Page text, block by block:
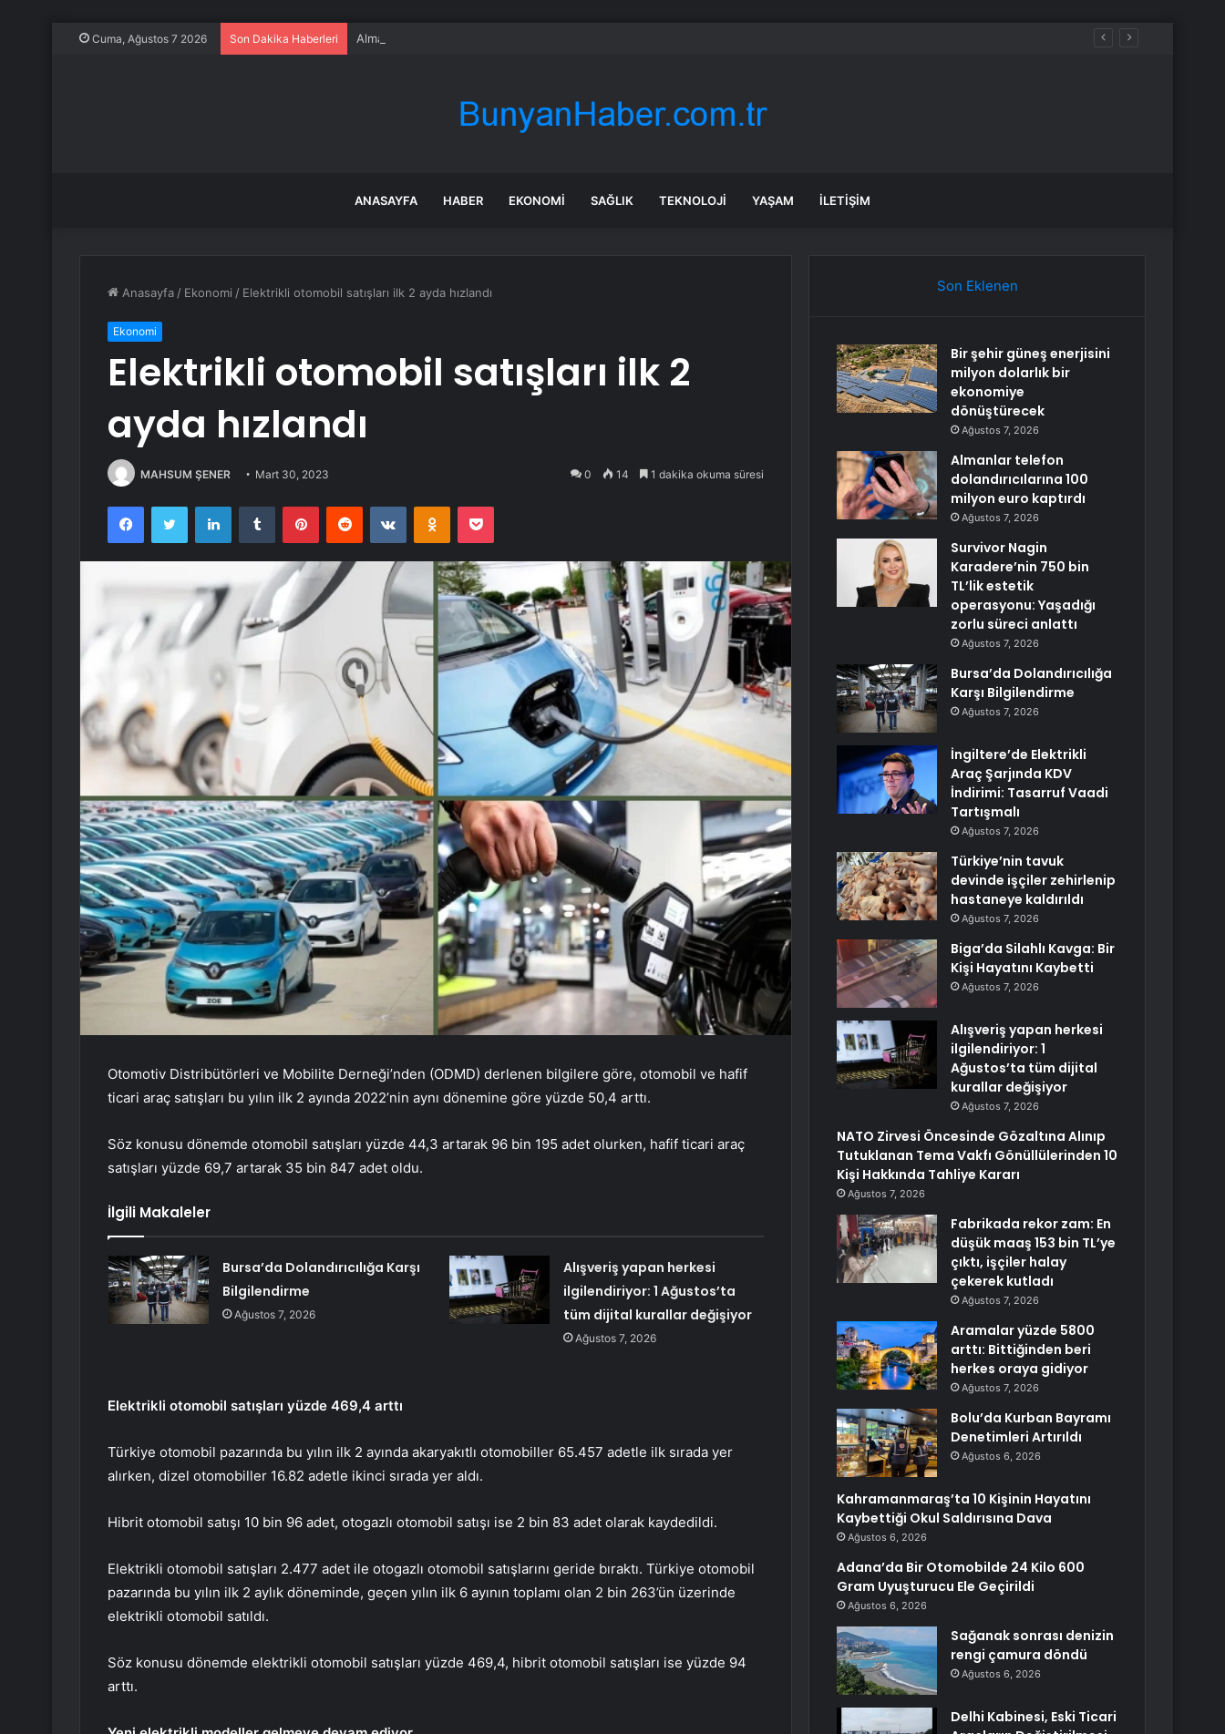
Cuma, Ağustos 7 2026 Son Dakika Haberleri Almanlar telefon dolandırıcılarına 100 milyon euro kaptırdı
ANASAYFA HABER EKONOMI SAĞLIK TEKNOLOJI YAŞAM İLETIŞIM
Anasayfa / Ekonomi / Elektrikli otomobil satışları ilk 2 ayda hızlandı
Ekonomi
Elektrikli otomobil satışları ilk 2
ayda hızlandı
MAHSUM ŞENER Mart 30, 2023 0 14 1 dakika okuma süresi
FacebookTwitter LinkedInTumblr PinterestReddit VKontakteOdnoklassniki
Pocket
Otomotiv Distribütörleri ve Mobilite Derneği’nden (ODMD) derlenen bilgilere göre, otomobil ve hafif
ticari araç satışları bu yılın ilk 2 ayında 2022’nin aynı dönemine göre yüzde 50,4 arttı.
Söz konusu dönemde otomobil satışları yüzde 44,3 artarak 96 bin 195 adet olurken, hafif ticari araç
satışları yüzde 69,7 artarak 35 bin 847 adet oldu.
İlgili Makaleler
Bursa’da Dolandırıcılığa Karşı
Bilgilendirme
Ağustos 7, 2026
Alışveriş yapan herkesi
ilgilendiriyor: 1 Ağustos’ta
tüm dijital kurallar değişiyor
Ağustos 7, 2026
Elektrikli otomobil satışları yüzde 469,4 arttı
Türkiye otomobil pazarında bu yılın ilk 2 ayında akaryakıtlı otomobiller 65.457 adetle ilk sırada yer
alırken, dizel otomobiller 16.82 adetle ikinci sırada yer aldı.
Hibrit otomobil satışı 10 bin 96 adet, otogazlı otomobil satışı ise 2 bin 83 adet olarak kaydedildi.
Elektrikli otomobil satışları 2.477 adet ile otogazlı otomobil satışlarını geride bıraktı. Türkiye otomobil
pazarında bu yılın ilk 2 aylık döneminde, geçen yılın ilk 6 ayının toplamı olan 2 bin 263’ün üzerinde
elektrikli otomobil satıldı.
Söz konusu dönemde elektrikli otomobil satışları yüzde 469,4, hibrit otomobil satışları ise yüzde 94
arttı.
Son Eklenen
Bir şehir güneş enerjisini
milyon dolarlık bir
ekonomiye
dönüştürecek
Ağustos 7, 2026
Almanlar telefon
dolandırıcılarına 100
milyon euro kaptırdı
Ağustos 7, 2026
Survivor Nagin
Karadere’nin 750 bin
TL’lik estetik
operasyonu: Yaşadığı
zorlu süreci anlattı
Ağustos 7, 2026
Bursa’da Dolandırıcılığa
Karşı Bilgilendirme
Ağustos 7, 2026
İngiltere’de Elektrikli
Araç Şarjında KDV
İndirimi: Tasarruf Vaadi
Tartışmalı
Ağustos 7, 2026
Türkiye’nin tavuk
devinde işçiler zehirlenip
hastaneye kaldırıldı
Ağustos 7, 2026
Biga’da Silahlı Kavga: Bir
Kişi Hayatını Kaybetti
Ağustos 7, 2026
Alışveriş yapan herkesi
ilgilendiriyor: 1
Ağustos’ta tüm dijital
kurallar değişiyor
Ağustos 7, 2026
NATO Zirvesi Öncesinde Gözaltına Alınıp
Tutuklanan Tema Vakfı Gönüllülerinden 10
Kişi Hakkında Tahliye Kararı
Ağustos 7, 2026
Fabrikada rekor zam: En
düşük maaş 153 bin TL’ye
çıktı, işçiler halay
çekerek kutladı
Ağustos 7, 2026
Aramalar yüzde 5800
arttı: Bittiğinden beri
herkes oraya gidiyor
Ağustos 7, 2026
Bolu’da Kurban Bayramı
Denetimleri Artırıldı
Ağustos 6, 2026
Kahramanmaraş’ta 10 Kişinin Hayatını
Kaybettiği Okul Saldırısına Dava
Ağustos 6, 2026
Adana’da Bir Otomobilde 24 Kilo 600
Gram Uyuşturucu Ele Geçirildi
Ağustos 6, 2026
Sağanak sonrası denizin
rengi çamura döndü
Ağustos 6, 2026
Delhi Kabinesi, Eski Ticari